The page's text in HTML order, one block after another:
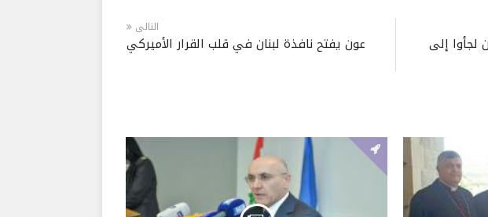
لجأوا إلى
التالى
عون يفتح نافذة لبنان في قلب القرار الأميركي